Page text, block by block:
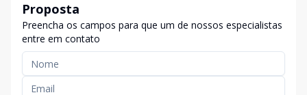
Proposta
Preencha os campos para que um de nossos especialistas
entre em contato